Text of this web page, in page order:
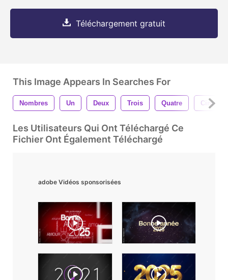
Téléchargement gratuit
This Image Appears In Searches For
Nombres Un Deux Trois Quatre Cinq
Les Utilisateurs Qui Ont Téléchargé Ce
Fichier Ont Également Téléchargé
adobe Vidéos sponsorisées